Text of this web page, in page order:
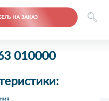
НА ЗАКАЗ
010000